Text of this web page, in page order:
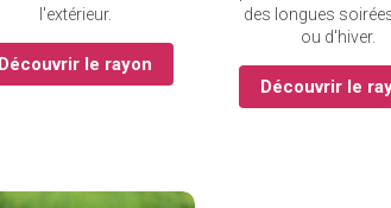
l'extérieur.
Découvrir le rayon
des longues
ou d'hiver.
Découvrir le